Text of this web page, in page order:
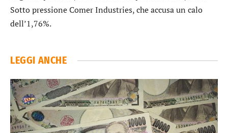
Sotto pressioneComer Industries, che accusa un calo
dell’1,76%.
LEGGI ANCHE